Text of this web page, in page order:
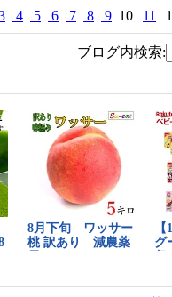
4 5 6 7 8 9 10 11
ブログ内検索: